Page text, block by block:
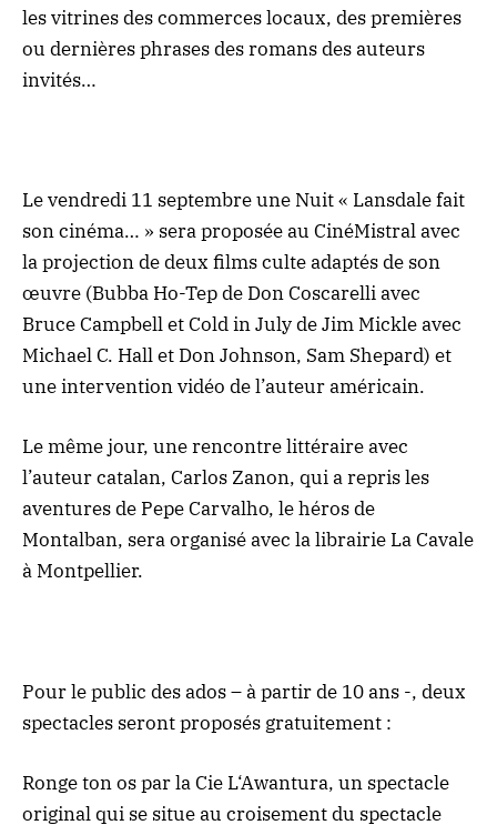
les vitrines des commerces locaux, des premières
ou dernières phrases des romans des auteurs
invités…
Le vendredi 11 septembre une Nuit « Lansdale fait
son cinéma… » sera proposée au CinéMistral avec
la projection de deux films culte adaptés de son
œuvre (Bubba Ho-Tep de Don Coscarelli avec
Bruce Campbell et Cold in July de Jim Mickle avec
Michael C. Hall et Don Johnson, Sam Shepard) et
une intervention vidéo de l’auteur américain.
Le même jour, une rencontre littéraire avec
l’auteur catalan, Carlos Zanon, qui a repris les
aventures de Pepe Carvalho, le héros de
Montalban, sera organisé avec la librairie La Cavale
à Montpellier.
Pour le public des ados – à partir de 10 ans -, deux
spectacles seront proposés gratuitement :
Ronge ton os par la Cie L‘Awantura, un spectacle
original qui se situe au croisement du spectacle